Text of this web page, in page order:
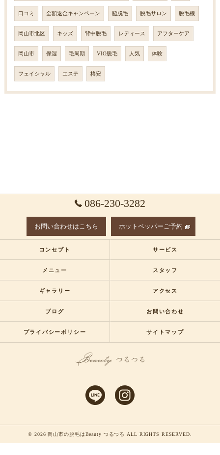
口コミ 全額返金キャンペーン 脇脱毛 脱毛サロン 脱毛機
岡山市北区 キッズ 背中脱毛 レディース アフターケア
岡山市 保湿 毛周期 VIO脱毛 人気 体験
フェイシャル エステ 格安
086-230-3282
お問い合わせはこちら ホットペッパーご予約
コンセプト サービス
メニュー スタッフ
ギャラリー アクセス
ブログ お問い合わせ
プライバシーポリシー サイトマップ
© 2026 岡山市の脱毛はBeauty つるつる ALL RIGHTS RESERVED.